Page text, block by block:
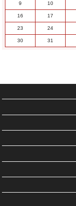
9 10
16 17
23 24
30 31